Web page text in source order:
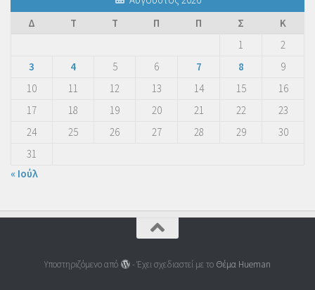
Δ
Τ Τ Π Π Σ
Κ
1
2
3
4 5 6 7 8
9
10
11 12 13 14 15
16
17
18 19 20 21 22
23
24
25 26 27 28 29
30
31
« Ιούλ
Υποστηριζόμενο από - Έχει σχεδιαστεί με το Θέμα Ηueman